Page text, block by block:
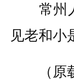
常州人
见老和小
（原载